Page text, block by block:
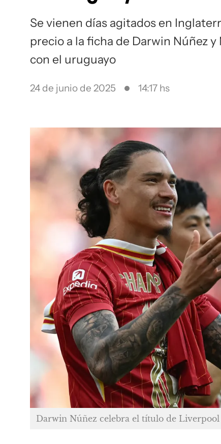
Se vienen días agitados en
precio a la ficha de Darwin Núñez
con el uruguayo
24 de junio de 2025 14:17 hs
Darwin Núñez celebra el título de